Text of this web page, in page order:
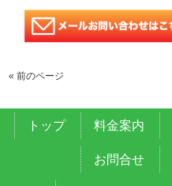
« 前のページ
トップ 料金案内
お問合せ